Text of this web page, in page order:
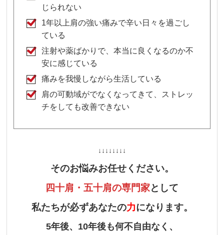
じられない
1年以上肩の強い痛みで辛い日々を過ごし
ている
注射や薬ばかりで、本当に良くなるのか不
安に感じている
痛みを我慢しながら生活している
肩の可動域がでなくなってきて、ストレッ
チをしても改善できない
↓↓↓↓↓↓↓↓
そのお悩みお任せください。
四十肩・五十肩の専門家として
私たちが必ずあなたの力になります。
5年後、10年後も何不自由なく、